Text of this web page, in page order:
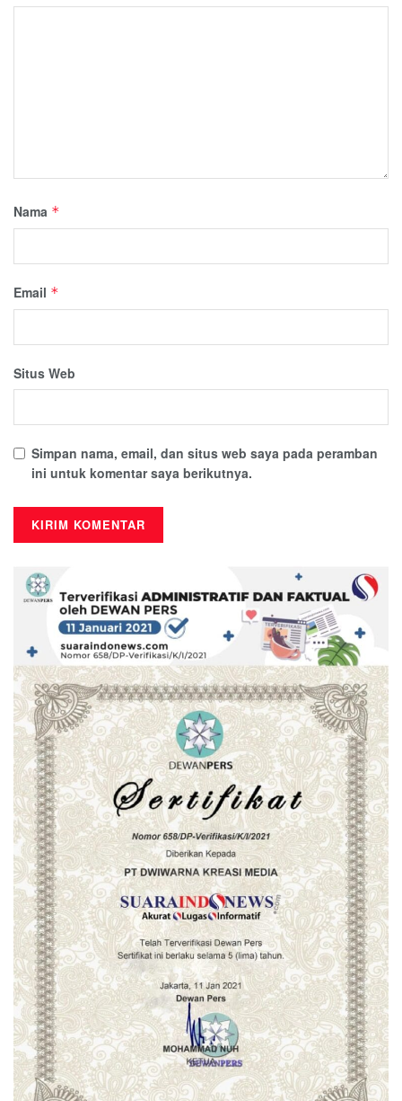
Nama *
Email *
Situs Web
Simpan nama, email, dan situs web saya pada peramban
ini untuk komentar saya berikutnya.